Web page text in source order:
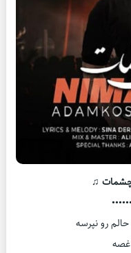
♫
رو نپرسه
غصه